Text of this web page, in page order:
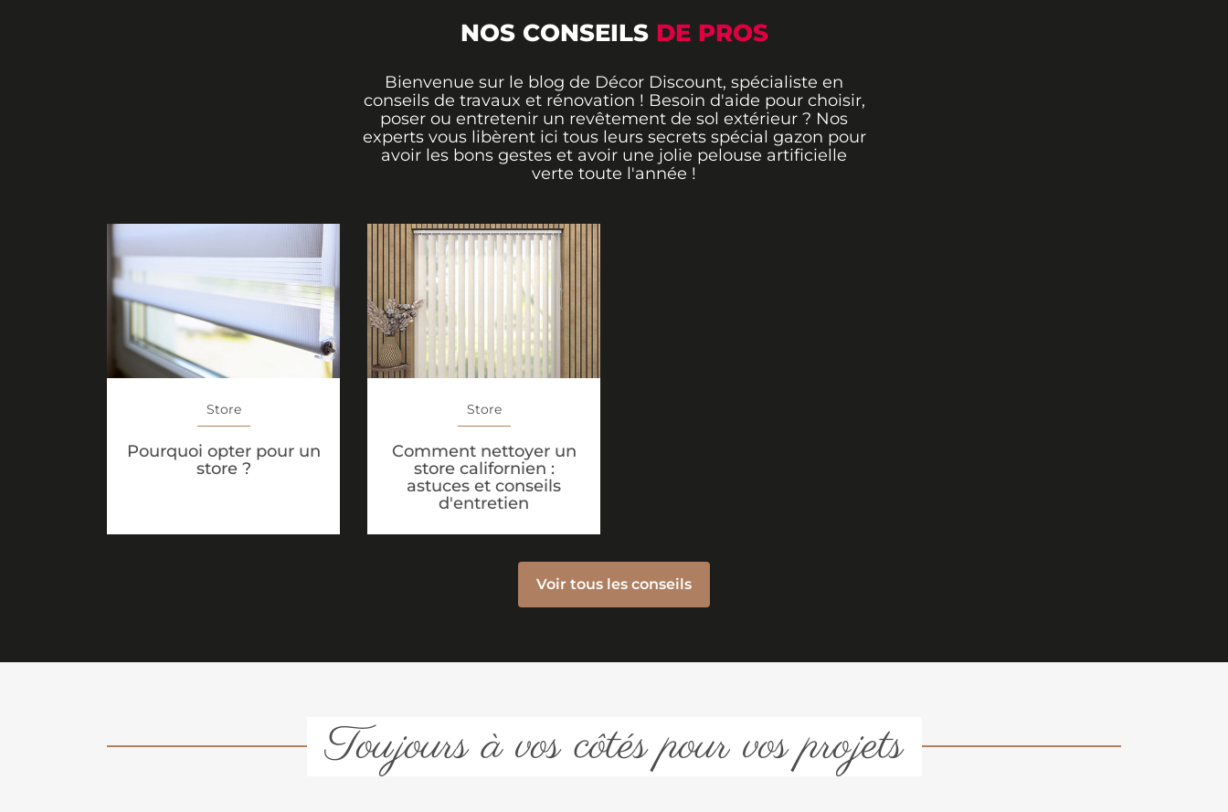
NOS CONSEILS DE PROS
Bienvenue sur le blog de Décor Discount, spécialiste en
conseils de travaux et rénovation ! Besoin d'aide pour choisir,
poser ou entretenir un revêtement de sol extérieur ? Nos
experts vous libèrent ici tous leurs secrets spécial gazon pour
avoir les bons gestes et avoir une jolie pelouse artificielle
verte toute l'année !
Store
Pourquoi opter pour un
store ?
Store
Comment nettoyer un
store californien :
astuces et conseils
d'entretien
Voir tous les conseils
Toujours à vos côtés pour vos projets